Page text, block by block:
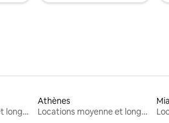
Locations moyenne et longue durée
Athènes
Locations moyenne et longue durée